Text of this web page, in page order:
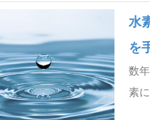
水
を
数
素